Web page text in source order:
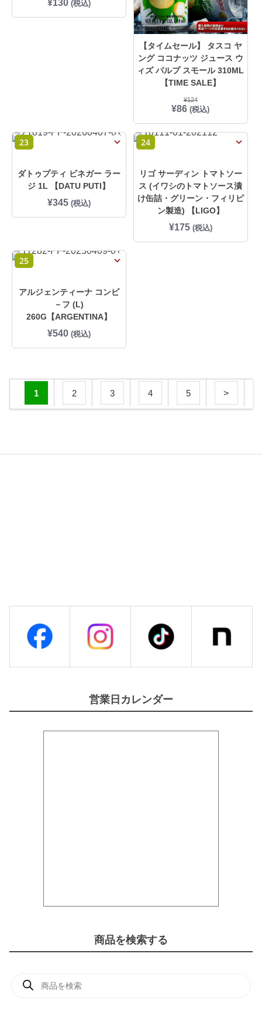
¥130 (税込)
【タイムセール】 タスコ ヤ
ング ココナッツ ジュース ウ
ィズ パルプ スモール 310ML
【TIME SALE】
¥124
元
価
格
2
4
で
し
た
¥86現
の
価
8
6
で
す
。
(税込)
23
ダトゥプティ ビネガー ラー
ジ 1L 【DATU PUTI】
¥345 (税込)
24
リゴ サーディン トマトソー
ス (イワシのトマトソース漬
け缶詰・グリーン・フィリピ
ン製造) 【LIGO】
¥175 (税込)
25
アルジェンティーナ コンビ
－フ (L)
260G【ARGENTINA】
¥540 (税込)
1 2 3 4 5
営業日カレンダー
商品を検索する